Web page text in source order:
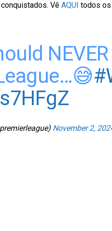
Vê AQUI todos os
November 2,